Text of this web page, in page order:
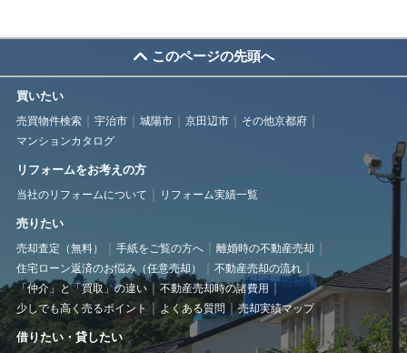
このページの先頭へ
買いたい
売買物件検索 宇治市 城陽市 京田辺市
その他京都府
マンションカタログ
リフォームをお考えの方
当社のリフォームについて リフォーム実績一覧
売りたい
売却査定（無料） 手紙をご覧の方へ
離婚時の不動産売却
住宅ローン返済のお悩み（任意売却）
不動産売却の流れ
「仲介」と「買取」の違い
不動産売却時の諸費用
少しでも高く売るポイント
よくある質問 売却実績マップ
借りたい・貸したい